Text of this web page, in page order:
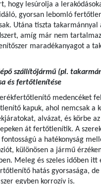
hogy lesúrolja a
gyorsan lebomló
Utána tiszta takarmánnyal
amíg már nem
maradékanyagot a
szállítójármű (pl.
és fertőtlenítése
medencéket
kapuk, ahol nemcsak a
alvázat, és körbe az
át fertőtlenítik. A
a hatékonyság
különösen a jármű
Meleg és szeles időben itt
hatás gyorsasága, de
egyben korrozív is.